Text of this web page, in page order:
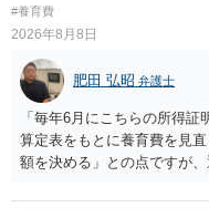
#養育費
2026年8月8日
肥田 弘昭 弁護士
「毎年6月にこちらの所得
算定表をもとに養育費を見
額を決める」との点ですが
来なかった事情の変更によ